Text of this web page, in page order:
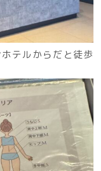
テルからだと徒歩